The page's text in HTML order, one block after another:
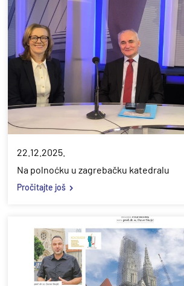
22.12.2025.
Na polnoćku u zagrebačku katedralu
Pročitajte još